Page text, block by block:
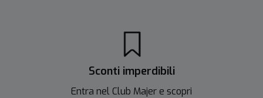
Sconti imperdibili
Entra nel Club Majer e scopri